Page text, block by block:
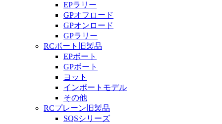
EPラリー
GPオフロード
GPオンロード
GPラリー
RCボート旧製品
EPボート
GPボート
ヨット
インポートモデル
その他
RCプレーン旧製品
SQSシリーズ